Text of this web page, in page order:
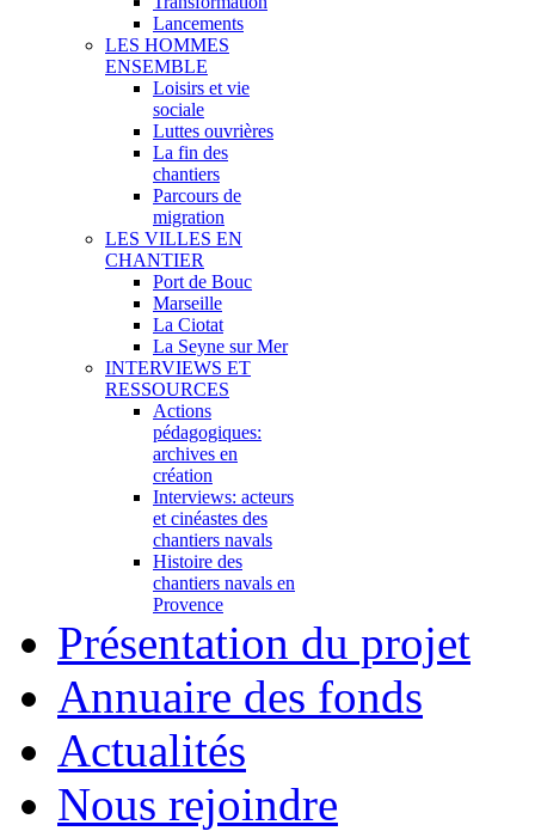
Lancements
LES HOMMES
ENSEMBLE
Loisirs et vie
sociale
Luttes ouvrières
La fin des
chantiers
Parcours de
migration
LES VILLES EN
CHANTIER
Port de Bouc
Marseille
La Ciotat
La Seyne sur Mer
INTERVIEWS ET
RESSOURCES
Actions
pédagogiques:
archives en
création
Interviews: acteurs
et cinéastes des
chantiers navals
Histoire des
chantiers navals en
Provence
Présentation du projet
Annuaire des fonds
Actualités
Nous rejoindre